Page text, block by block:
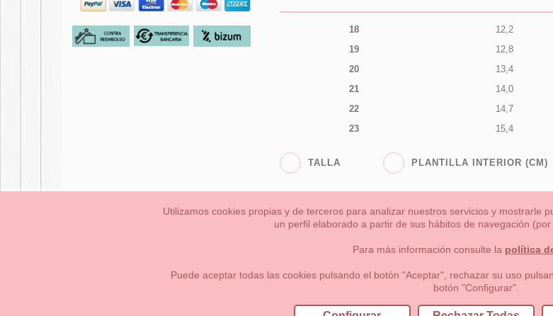
18
12,2
19
12,8
20
13,4
21
14,0
22
14,7
23
15,4
TALLA PLANTILLA INTERIOR (CM)
Pequeños/as Niña Niño Mamas & Papas NUEVA
Condiciones generales de compra, formas de pago , política de devoluciones y reembolsos
Av. Sierra de Grazalema, nº9 28691 Villanueva de la Cañada Madrid
Utilizamos cookies propias y de terceros para analizar nuestros servicios y mostrarle
un perfil elaborado a partir de sus hábitos de navegación (por
Para más información consulte la política
Puede aceptar todas las cookies pulsando el botón "Aceptar", rechazar su uso
botón "Configurar".